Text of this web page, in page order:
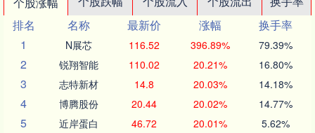
排名
名称 最新价 涨幅
换手率
1
N展芯 116.52 396.89% 79.39%
2 锐翔智能 110.02 20.21% 16.80%
3 志特新材 14.8 20.03% 14.18%
4 博腾股份 20.44 20.02% 14.77%
5 近岸蛋白 46.72 20.01% 5.62%